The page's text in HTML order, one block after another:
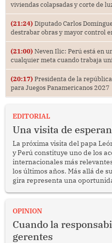
viviendas colapsadas y corte de
(21:24) Diputado Carlos
destrabar obras y mayor control
(21:00) Neven Ilic: Perú está en
cualquier meta cuando trabaja
(20:17) Presidenta de la
para Juegos Panamericanos 2027
EDITORIAL
Una visita de
La próxima visita del papa
y Perú constituye uno de los
internacionales más
los últimos años. Más allá de
gira representa una
enfrenta desafíos en materia
OPINION
Cuando la
gerentes